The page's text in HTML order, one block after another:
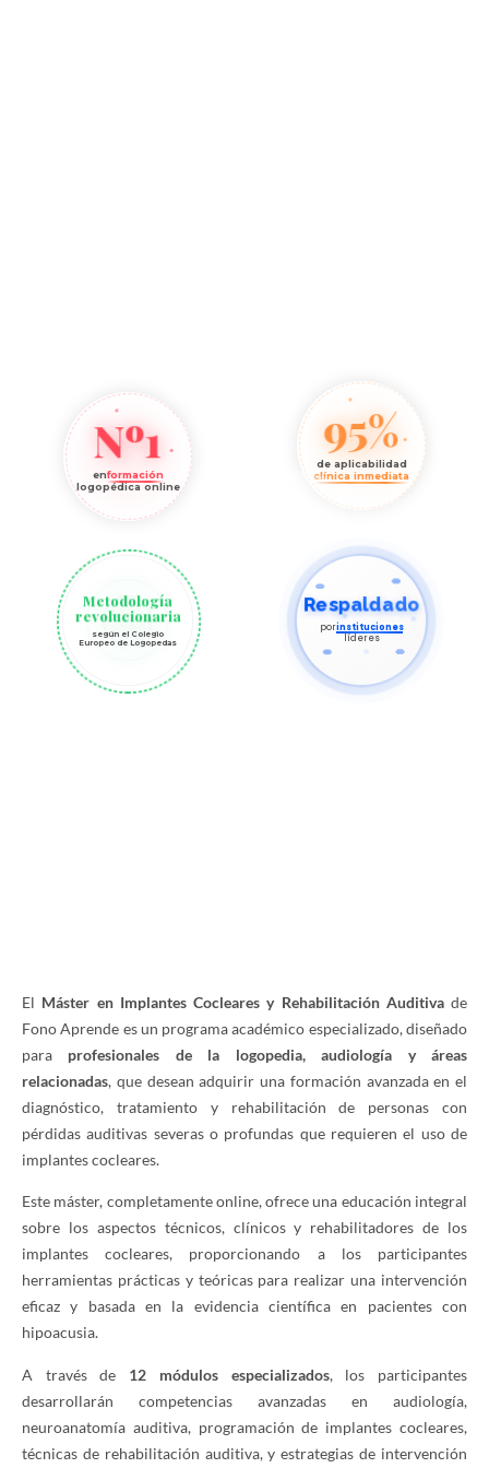
Nº1
enformación
logopédica online
95%
de aplicabilidad
clínica inmediata
Metodología
revolucionaria
según el Colegio
Europeo de Logopedas
Respaldado
porinstituciones
líderes
El Máster en Implantes Cocleares y Rehabilitación Auditivade
Fono Aprende es un programa académico especializado, diseñado
para profesionales de la logopedia, audiología y áreas
relacionadas, que desean adquirir una formación avanzada en el
diagnóstico, tratamiento y rehabilitación de personas con
pérdidas auditivas severas o profundas que requieren el uso de
implantes cocleares.
Este máster, completamente online, ofrece una educación integral
sobre los aspectos técnicos, clínicos y rehabilitadores de los
implantes cocleares, proporcionando a los participantes
herramientas prácticas y teóricas para realizar una intervención
eficaz y basada en la evidencia científica en pacientes con
hipoacusia.
A través de 12 módulos especializados, los participantes
desarrollarán competencias avanzadas en audiología,
neuroanatomía auditiva, programación de implantes cocleares,
técnicas de rehabilitación auditiva, y estrategias de intervención